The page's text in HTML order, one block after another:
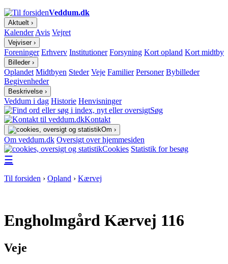
Veddum.dk
Aktuelt ›
Kalender Avis Vejret
Vejviser ›
Foreninger Erhverv Institutioner Forsyning Kort opland Kort midtby
Billeder ›
Oplandet Midtbyen Steder Veje Familier Personer Bybilleder
Begivenheder
Beskrivelse ›
Veddum i dag Historie Henvisninger
Søg
Kontakt
Om ›
Om veddum.dk Oversigt over hjemmesiden
Cookies Statistik for besøg
☰
Til forsiden › Opland › Kærvej
Engholmgård Kærvej 116
Veje